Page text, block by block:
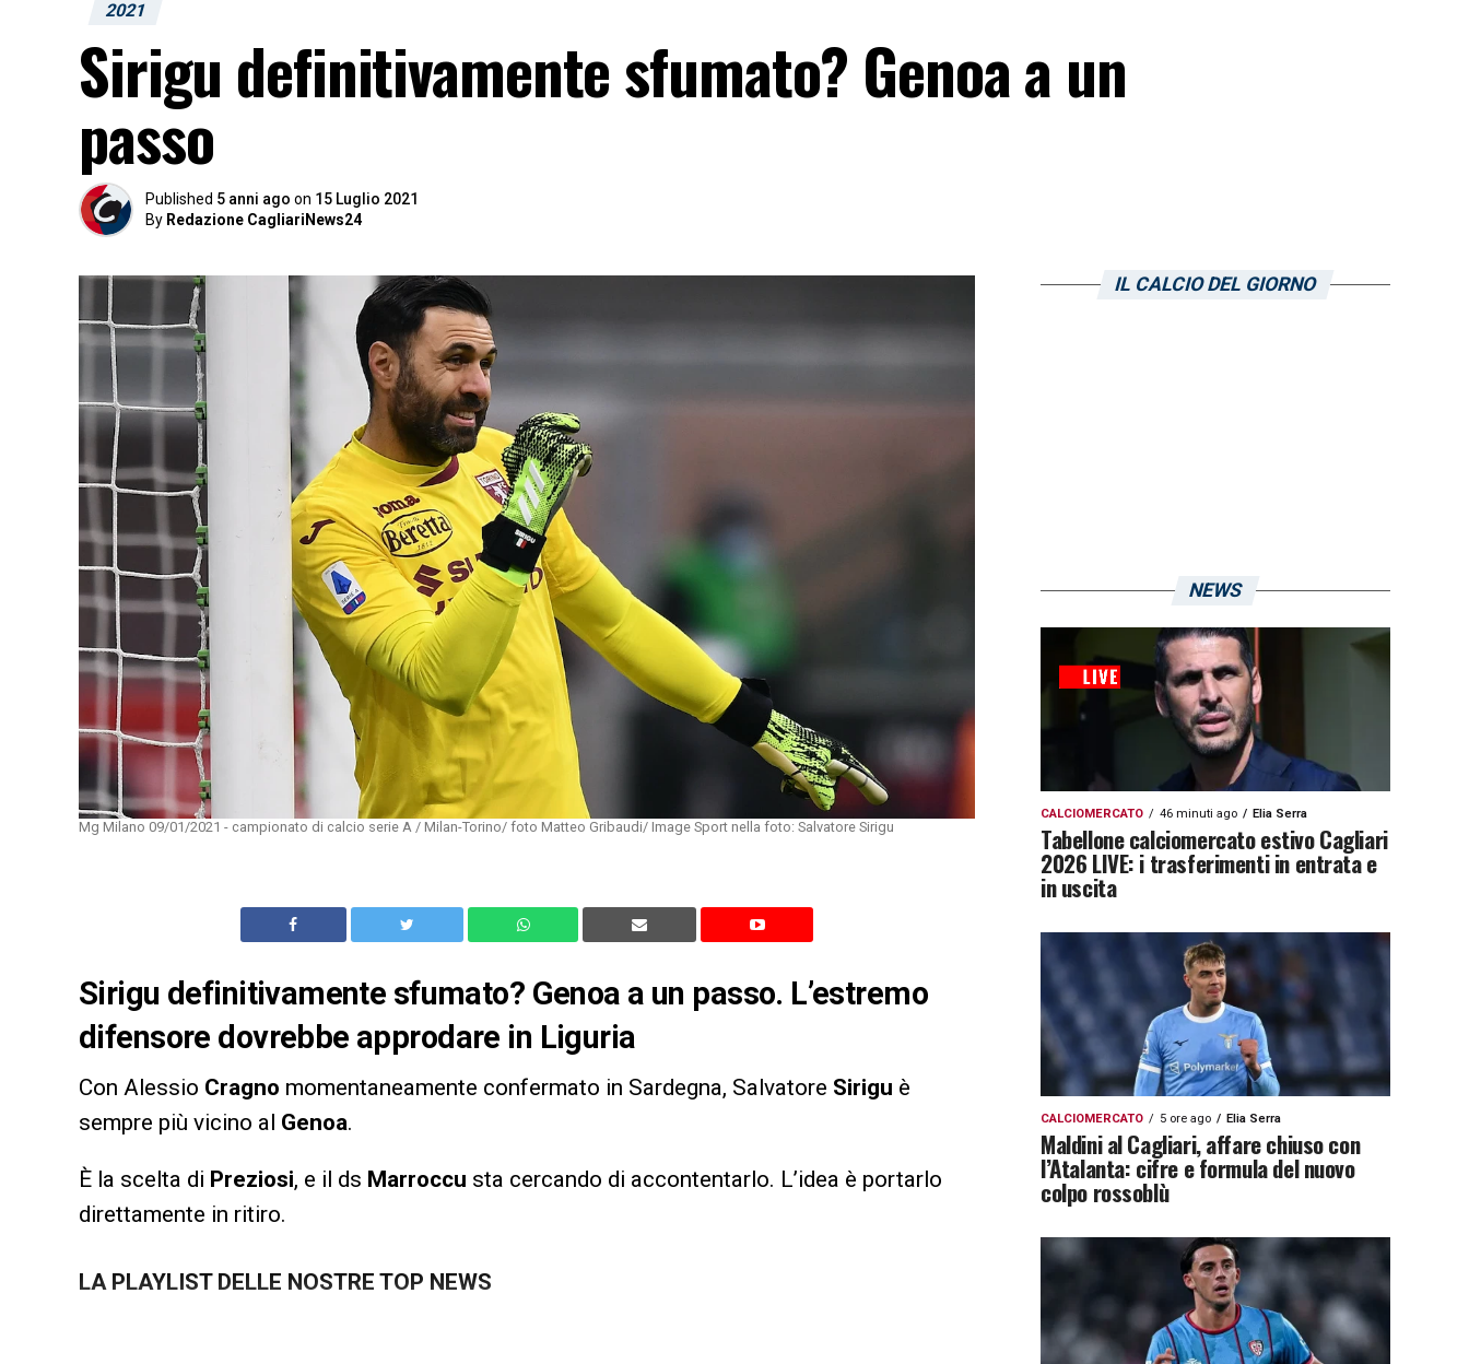
2021
Sirigu definitivamente sfumato? Genoa a un
passo
Published 5 anni ago on 15 Luglio 2021
By Redazione CagliariNews24
Mg Milano 09/01/2021 - campionato di calcio serie A / Milan-Torino/ foto Matteo Gribaudi/ Image Sport nella foto: Salvatore Sirigu
Sirigu definitivamente sfumato? Genoa a un passo. L’estremo
difensore dovrebbe approdare in Liguria
Con Alessio Cragno momentaneamente confermato in Sardegna, Salvatore Sirigu è
sempre più vicino al Genoa.
È la scelta di Preziosi, e il ds Marroccu sta cercando di accontentarlo. L’idea è portarlo
direttamente in ritiro.
LA PLAYLIST DELLE NOSTRE TOP NEWS
IL CALCIO DEL GIORNO
NEWS
CALCIOMERCATO 46 minuti ago Elia Serra
Tabellone calciomercato estivo Cagliari
2026 LIVE: i trasferimenti in entrata e
in uscita
CALCIOMERCATO 5 ore ago Elia Serra
Maldini al Cagliari, affare chiuso con
l’Atalanta: cifre e formula del nuovo
colpo rossoblù